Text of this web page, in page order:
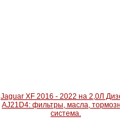
Jaguar XF 2016 - 2022 на 2,0Л
AJ21D4: фильтры, масла,
система.